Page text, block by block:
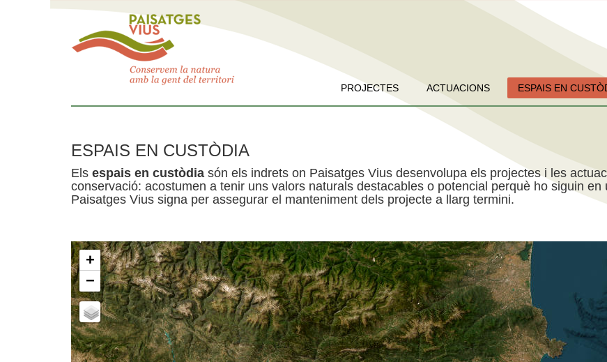
PROJECTES ACTUACIONS ESPAIS EN
ESPAIS EN CUSTÒDIA
Els espais en custòdia són els indrets on Paisatges Vius desenvolupa els projectes i les
conservació: acostumen a tenir uns valors naturals destacables o potencial perquè ho siguin en
Paisatges Vius signa per assegurar el manteniment dels projecte a llarg termini.
+
−